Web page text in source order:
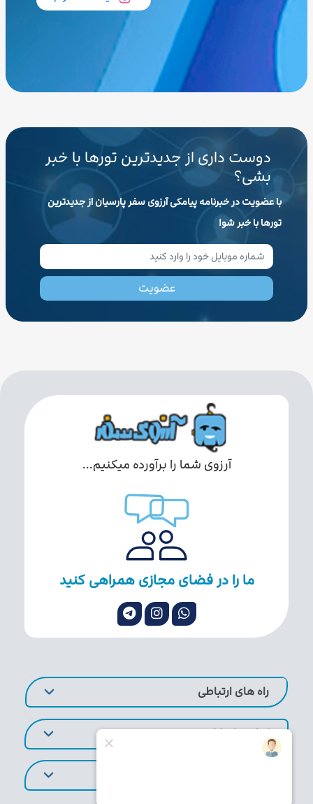
دوست داری از جدیدترین تورها با خبر
بشی؟
با عضویت در خبرنامه پیامکی آرزوی سفر پارسیان از جدیدترین
تورها با خبر شو!
عضویت
آرزوی شما را برآورده میکنیم...
ما را در فضای مجازی همراهی کنید
راه های ارتباطی
لینک های کاربردی